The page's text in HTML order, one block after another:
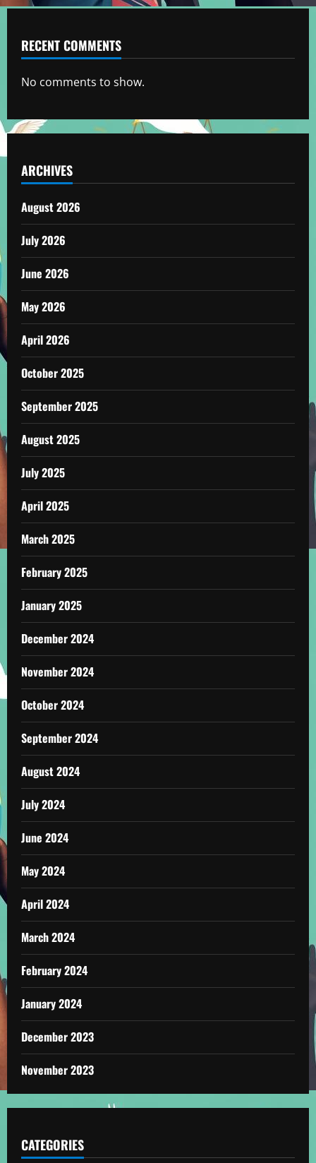
RECENT COMMENTS
No comments to show.
ARCHIVES
August 2026
July 2026
June 2026
May 2026
April 2026
October 2025
September 2025
August 2025
July 2025
April 2025
March 2025
February 2025
January 2025
December 2024
November 2024
October 2024
September 2024
August 2024
July 2024
June 2024
May 2024
April 2024
March 2024
February 2024
January 2024
December 2023
November 2023
CATEGORIES